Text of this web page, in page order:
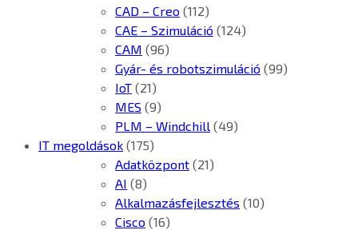
CAD – Creo (112)
CAE – Szimuláció (124)
CAM (96)
Gyár- és robotszimuláció (99)
IoT (21)
MES (9)
PLM – Windchill (49)
IT megoldások (175)
Adatközpont (21)
AI (8)
Alkalmazásfejlesztés (10)
Cisco (16)